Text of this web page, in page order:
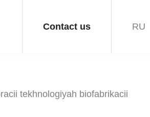
Contact us RU
tekhnologiyah biofabrikacii